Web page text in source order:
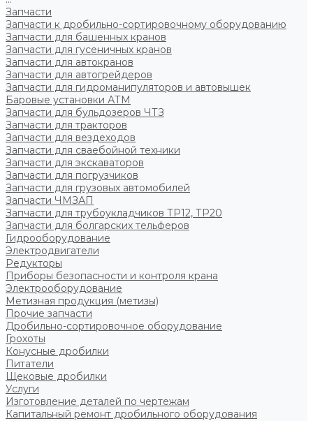
Запчасти
Запчасти к дробильно-сортировочному оборудованию
Запчасти для башенных кранов
Запчасти для гусеничных кранов
Запчасти для автокранов
Запчасти для автогрейдеров
Запчасти для гидроманипуляторов и автовышек
Баровые установки АТМ
Запчасти для бульдозеров ЧТЗ
Запчасти для тракторов
Запчасти для вездеходов
Запчасти для сваебойной техники
Запчасти для экскаваторов
Запчасти для погрузчиков
Запчасти для грузовых автомобилей
Запчасти ЧМЗАП
Запчасти для трубоукладчиков ТР12, ТР20
Запчасти для болгарских тельферов
Гидрооборудование
Электродвигатели
Редукторы
Приборы безопасности и контроля крана
Электрооборудование
Метизная продукция (метизы)
Прочие запчасти
Дробильно-сортировочное оборудование
Грохоты
Конусные дробилки
Питатели
Щековые дробилки
Услуги
Изготовление деталей по чертежам
Капитальный ремонт дробильного оборудования